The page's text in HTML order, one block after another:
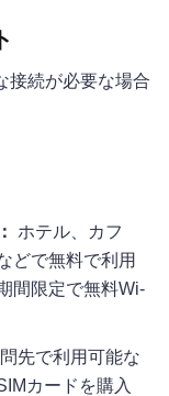
接続が必要な場合
ホテル、カフ
どで無料で利用
間限定で無料Wi-
先で利用可能な
カードを購入